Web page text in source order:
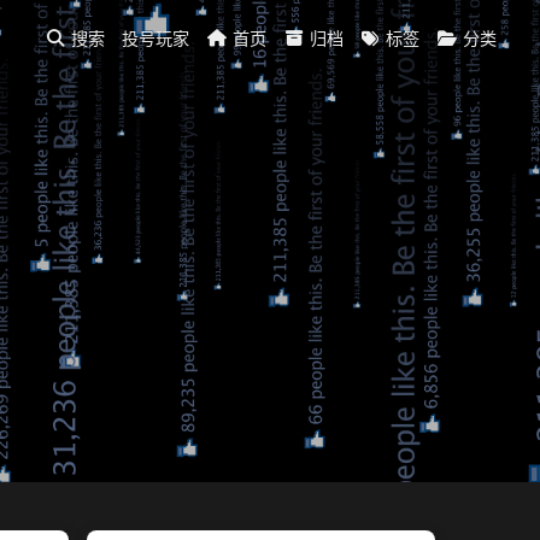
搜索 投号玩家 首页 归档 标签 分类